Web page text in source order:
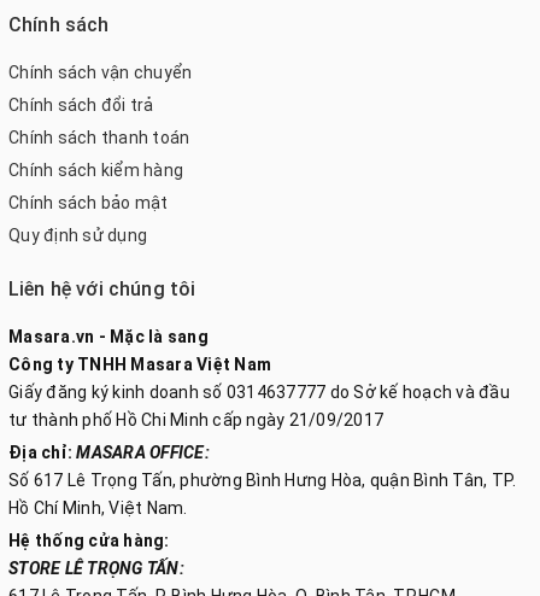
Chính sách
Chính sách vận chuyển
Chính sách đổi trả
Chính sách thanh toán
Chính sách kiểm hàng
Chính sách bảo mật
Quy định sử dụng
Liên hệ với chúng tôi
Masara.vn - Mặc là sang
Công ty TNHH Masara Việt Nam
Giấy đăng ký kinh doanh số 0314637777 do Sở kế hoạch và đầu
tư thành phố Hồ Chi Minh cấp ngày 21/09/2017
Địa chỉ: MASARA OFFICE:
Số 617 Lê Trọng Tấn, phường Bình Hưng Hòa, quận Bình Tân, TP.
Hồ Chí Minh, Việt Nam.
Hệ thống cửa hàng:
STORE LÊ TRỌNG TẤN: